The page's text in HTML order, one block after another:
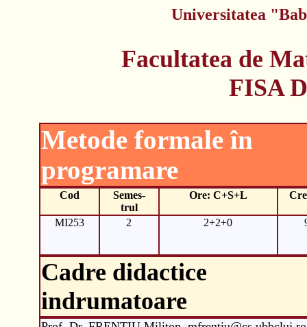
Universitatea
Facultatea de
FISA
Metode formale în
programare
Cod
Semes-
trul
Ore: C+S+L
MI253 2 2+2+0
Cadre didactice
indrumatoare